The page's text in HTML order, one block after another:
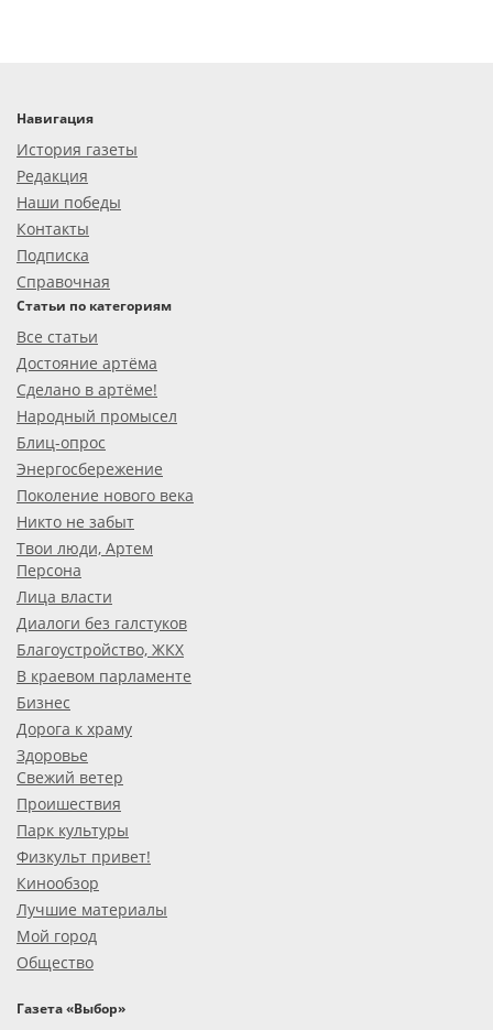
Навигация
История газеты
Редакция
Наши победы
Контакты
Подписка
Справочная
Статьи по категориям
Все статьи
Достояние артёма
Сделано в артёме!
Народный промысел
Блиц-опрос
Энергосбережение
Поколение нового века
Никто не забыт
Твои люди, Артем
Персона
Лица власти
Диалоги без галстуков
Благоустройство, ЖКХ
В краевом парламенте
Бизнес
Дорога к храму
Здоровье
Свежий ветер
Проишествия
Парк культуры
Физкульт привет!
Кинообзор
Лучшие материалы
Мой город
Общество
Газета «Выбор»